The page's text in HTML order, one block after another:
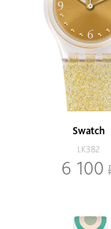
Swatch
LK382
6 100